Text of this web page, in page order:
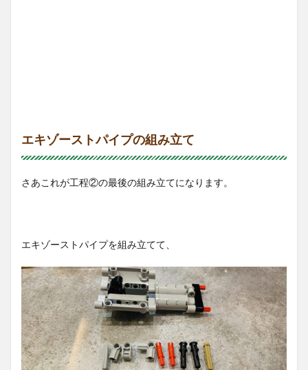
エキゾーストパイプの組み立て
さあこれが工程②の最後の組み立てになります。
エキゾーストパイプを組み立てて、